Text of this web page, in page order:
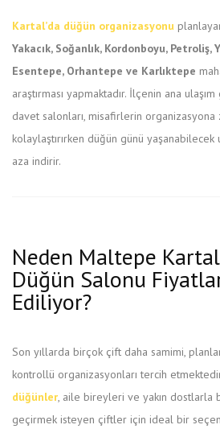
Kartal’da düğün organizasyonu
Yakacık, Soğanlık, Kordonboyu, Petroliş,
Esentepe, Orhantepe ve Karlıktepe
araştırması yapmaktadır. İlçenin ana
davet salonları, misafirlerin organizasyona
kolaylaştırırken düğün günü yaşanabilecek
aza indirir.
Neden Maltepe
Düğün Salonu
Ediliyor?
Son yıllarda birçok çift daha samimi,
kontrollü organizasyonları tercih
düğünler, aile bireyleri ve yakın dostlarla
geçirmek isteyen çiftler için ideal bir